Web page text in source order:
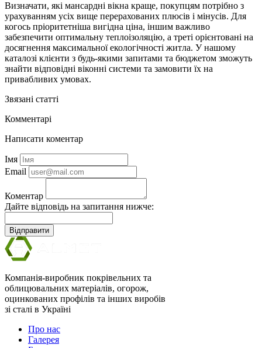
Визначати, які мансардні вікна краще, покупцям потрібно з
урахуванням усіх вище перерахованих плюсів і мінусів. Для
когось пріоритетніша вигідна ціна, іншим важливо
забезпечити оптимальну теплоізоляцію, а треті орієнтовані на
досягнення максимальної екологічності житла. У нашому
каталозі клієнти з будь-якими запитами та бюджетом зможуть
знайти відповідні віконні системи та замовити їх на
привабливих умовах.
Звязані статті
Комментарі
Написати коментар
Імя
Email
Коментар
Дайте відповідь на запитання нижче:
Відправити
Компанія-виробник покрівельних та
облицювальних матеріалів, огорож,
оцинкованих профілів та інших виробів
зі сталі в Україні
Про нас
Галерея